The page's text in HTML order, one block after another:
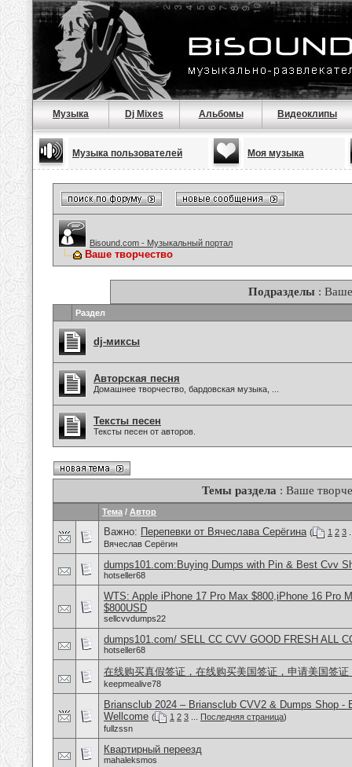
Музыка Dj Mixes Альбомы Видеоклипы
Музыка пользователей Моя музыка
Bisound.com - Музыкальный портал
Ваше творчество
Подразделы :
Раздел
dj-миксы
Авторская песня
Домашнее творчество, бардовская музыка, ...
Тексты песен
Тексты песен от авторов.
Темы раздела : Ваше
Тема / Автор
Важно: Перепевки от Вячеслава Серёгина ( 1 2 3
Вячеслав Серёгин
dumps101.com:Buying Dumps with Pin & Best Cvv
hotseller68
WTS: Apple iPhone 17 Pro Max $800,iPhone 16 Pro
$800USD
sellcvvdumps22
dumps101.com/ SELL CC CVV GOOD FRESH ALL
hotseller68
在线购买真假签证，在线购买美国签证，申请美国签证
keepmealive78
Briansclub 2024 – Briansclub CVV2 & Dumps Shop -
Wellcome ( 1 2 3 Последняя страница)
fullzssn
Квартирный переезд
mahaleksmos